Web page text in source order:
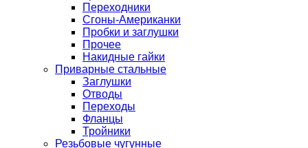
Переходники
Сгоны-Американки
Пробки и заглушки
Прочее
Накидные гайки
Приварные стальные
Заглушки
Отводы
Переходы
Фланцы
Тройники
Резьбовые чугунные